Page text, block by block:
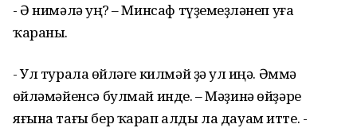
- Ә нимәлә һуң? – Минсаф түҙемһеҙләнеп уға
ҡараны.
- Ул турала һөйләге килмәй ҙә ул һиңә. Әммә
һөйләмәйенсә булмай инде. – Мәҙинә өйҙәре
яғына тағы бер ҡарап алды ла дауам итте. -